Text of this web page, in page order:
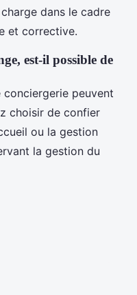
dans le cadre
et corrective.
est-il possible de
peuvent
choisir de confier
ou la gestion
la gestion du